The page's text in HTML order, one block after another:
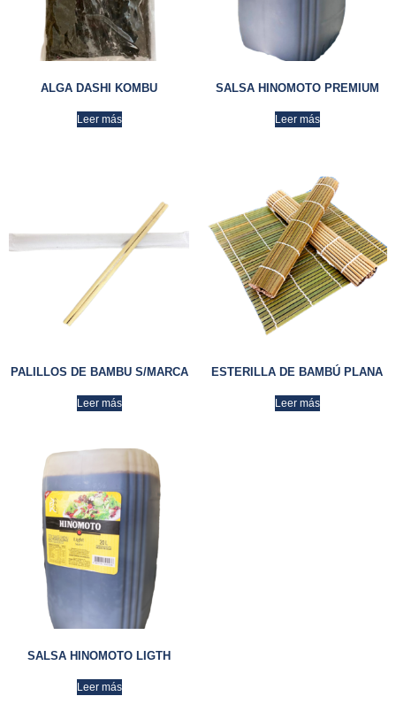
ALGA DASHI KOMBU
Leer más
SALSA HINOMOTO PREMIUM
Leer más
PALILLOS DE BAMBU S/MARCA
Leer más
ESTERILLA DE BAMBÚ PLANA
Leer más
SALSA HINOMOTO LIGTH
Leer más